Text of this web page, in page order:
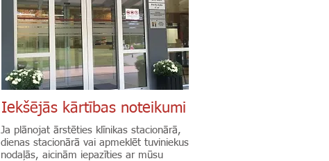
Iekšējās kārtības noteikumi
Ja plānojat ārstēties klīnikas stacionārā,
dienas stacionārā vai apmeklēt tuviniekus
nodaļās, aicinām iepazīties ar mūsu